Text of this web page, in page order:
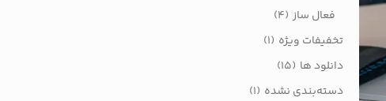
فعال ساز (4)
تخفیفات ویژه (1)
دانلود ها (15)
دسته‌بندی نشده (1)